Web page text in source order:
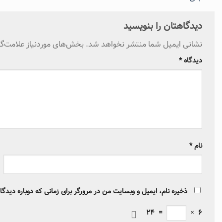
دیدگاهتان را بنویسید
نشانی ایمیل شما منتشر نخواهد شد. بخش‌های موردنیاز
دیدگاه*
نام*
ذخیره نام، ایمیل و وبسایت من در مرورگر برای زمانی که دوباره
6
×
=
24